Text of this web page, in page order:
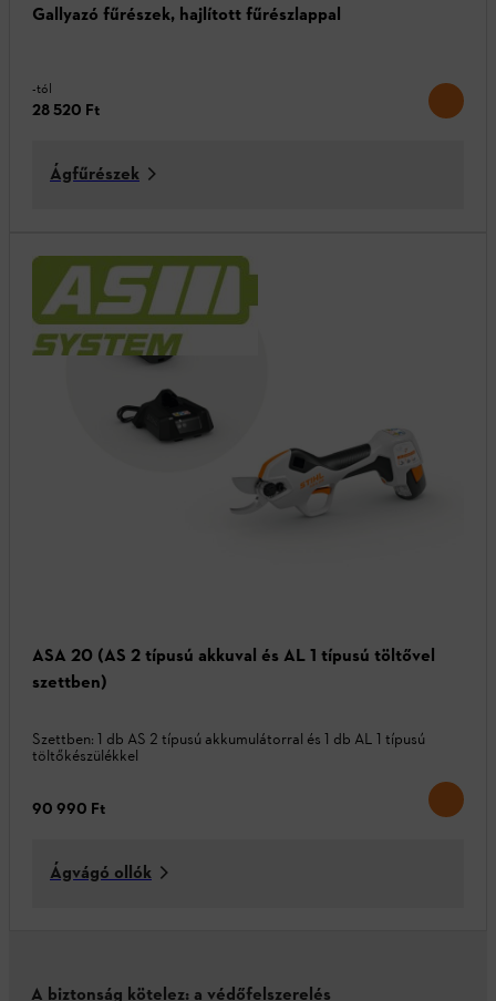
Gallyazó fűrészek, hajlított fűrészlappal
-tól
28 520 Ft
Ágfűrészek
ASA 20 (AS 2 típusú akkuval és AL 1 típusú töltővel
szettben)
Szettben: 1 db AS 2 típusú akkumulátorral és 1 db AL 1 típusú
töltőkészülékkel
90 990 Ft
Ágvágó ollók
A biztonság kötelez: a védőfelszerelés